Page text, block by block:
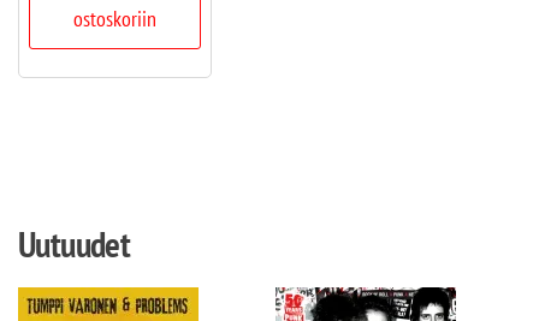
ostoskoriin
Uutuudet